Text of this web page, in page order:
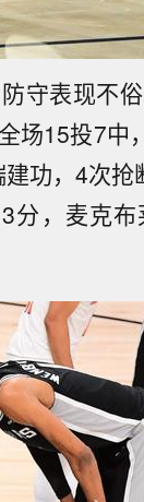
守表现不
场15投7中
功，4次抢
分，麦克